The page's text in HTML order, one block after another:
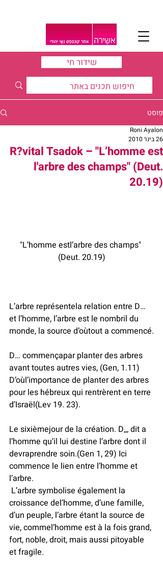
שידור חי
פוסט
R?vital Tsadok – "L’homme est
l'arbre des champs" (Deut.
20.19)
Roni Ayalon
26 בינו׳ 2010
"L’homme estl’arbre des champs"
(Deut. 20.19)
L’arbre représentela relation entre D…
et l’homme, l’arbre est le nombril du
monde, la source d’oùtout a commencé.
D… commençapar planter des arbres
avant toutes autres vies, (Gen, 1.11)
D’oùl’importance de planter des arbres
pour les hébreux qui rentrèrent en terre
d’Israël(Lev 19. 23).
Le sixièmejour de la création. D,,, dit a
l’homme qu’il lui destine l’arbre dont il
devraprendre soin.(Gen 1, 29) Ici
commence le lien entre l’homme et
l’arbre.
croissance del’homme, d’une famille,
d’un peuple, l’arbre étant la source de
vie, commel’homme est à la fois grand,
fort, noble, droit, mais aussi pitoyable
et fragile.